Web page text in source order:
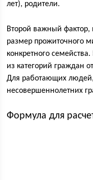
лет), родители.
Второй важный фактор,
размер прожиточного
конкретного
из категорий граждан
Для работающих
несовершеннолетних
Формула для